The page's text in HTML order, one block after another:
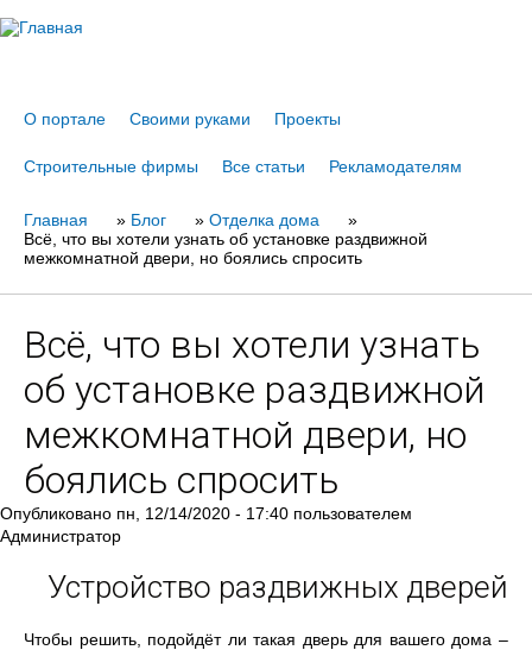
О портале Своими руками Проекты
Строительные фирмы Все статьи Рекламодателям
Вы
здесь
Главная » Блог » Отделка дома
»
Всё, что вы хотели узнать об установке раздвижной
межкомнатной двери, но боялись спросить
Всё, что вы хотели узнать
об установке раздвижной
межкомнатной двери, но
боялись спросить
Опубликовано пн, 12/14/2020 - 17:40 пользователем
Администратор
Устройство раздвижных дверей
Чтобы решить, подойдёт ли такая дверь для вашего дома –